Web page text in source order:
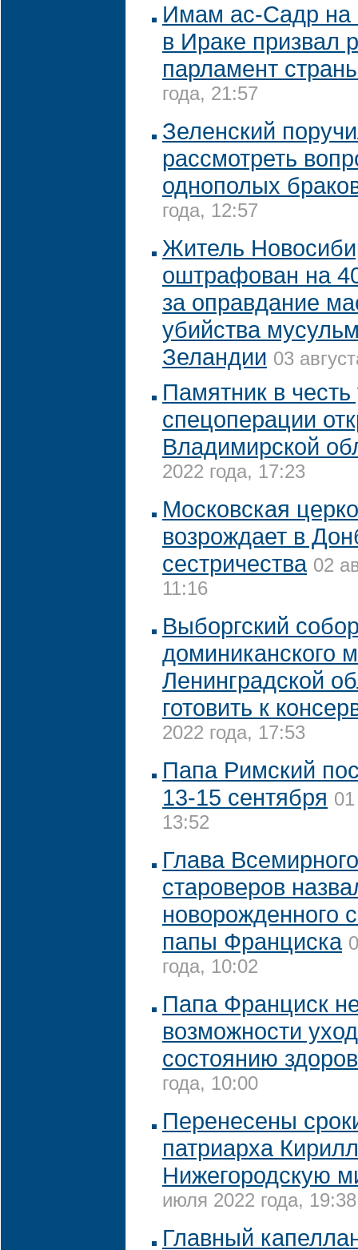
Имам ас-Садр на
в Ираке призвал
парламент
года, 21:57
Зеленский
рассмотреть
однополых
года, 12:57
Житель
оштрафован на
за оправдание
убийства
Зеландии 03
Памятник в честь
спецоперации
Владимирской
2022 года, 17:23
Московская
возрождает в
сестричества 02
11:16
Выборгский
доминиканского
Ленинградской
готовить к
2022 года, 17:53
Папа Римский
13-15 сентября
13:52
Глава
староверов
новорожденного
папы Франциска
года, 10:02
Папа Франциск
возможности
состоянию
года, 10:00
Перенесены
патриарха
Нижегородскую
июля 2022 года, 19:38
Главный